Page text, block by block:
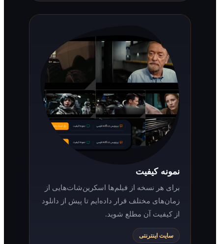
نمونه کیفیت
برای هر نسخه از فیلم‌ها اسکرین‌شات‌هایی از
زمان‌های مختلف قرار داده‌ایم تا پیش از دانلود
از کیفیت آن مطلع شوید.
سایت اینترنتی